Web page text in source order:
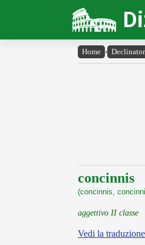
Home ›
concinnis
(concinnis,
aggettivo II classe
Vedi la